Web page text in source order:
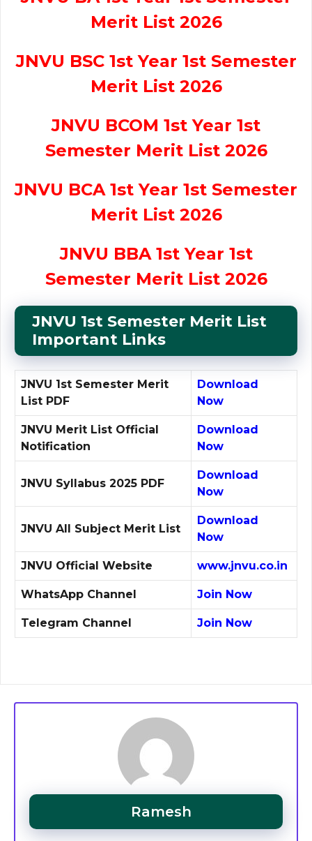
Merit List 2026
JNVU BSC 1st Year 1st Semester
Merit List 2026
JNVU BCOM 1st Year 1st
Semester Merit List 2026
JNVU BCA 1st Year 1st Semester
Merit List 2026
JNVU BBA 1st Year 1st
Semester Merit List 2026
JNVU 1st Semester Merit List
Important Links
JNVU 1st Semester Merit
List PDF
Download
Now
JNVU Merit List Official
Notification
Download
Now
JNVU Syllabus 2025 PDF
Download
Now
JNVU All Subject Merit List
Download
Now
JNVU Official Website www.jnvu.co.in
WhatsApp Channel Join Now
Telegram Channel Join Now
Ramesh